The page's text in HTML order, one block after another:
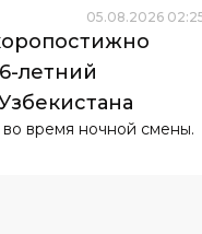
время ночной смены.